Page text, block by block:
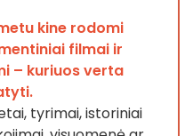
kine rodomi
filmai ir
– kuriuos verta
tyrimai, istoriniai